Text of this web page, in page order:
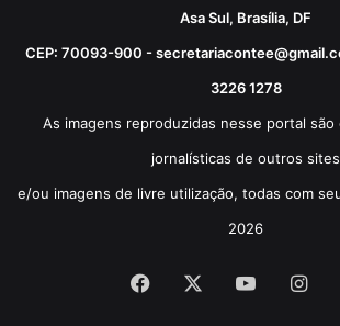
Asa Sul, Brasília, DF
CEP: 70093-900 -
3226 1278
As imagens reproduzidas nesse portal
jornalísticas de outros sites
e/ou imagens de livre utilização, todas com
2026
Facebook YouTube